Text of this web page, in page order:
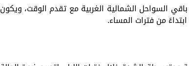
السواحل الشمالية الغربية مع تقدم الوقت، ويكون
من فترات المساء.